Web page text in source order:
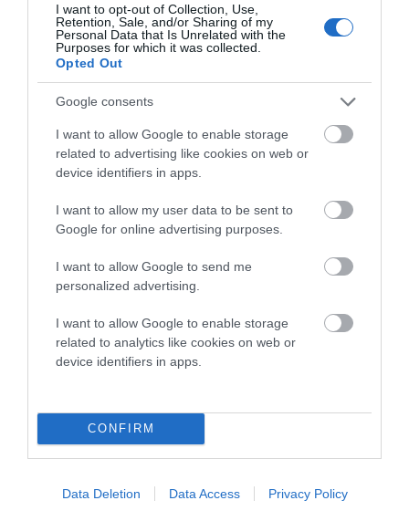
I want to opt-out of Collection, Use,
Retention, Sale, and/or Sharing of my
Personal Data that Is Unrelated with the
Purposes for which it was collected.
Opted Out
Google consents
I want to allow Google to enable storage
related to advertising like cookies on web or
device identifiers in apps.
I want to allow my user data to be sent to
Google for online advertising purposes.
I want to allow Google to send me
personalized advertising.
I want to allow Google to enable storage
related to analytics like cookies on web or
device identifiers in apps.
CONFIRM
Data Deletion Data Access Privacy Policy
Προτεινόμενα άρθρα
Φωτογραφίες-κειμήλια από καλοκαίρια στην Άνδρο –
ΟΡΜΟΣ ΚΟΡΘΙΟΥ: Όταν η φωτογραφία γίνεται μνήμη
Η Άνδρος συνεχίζει να μπαρκάρει…
ΠΡΟΣΟΧΗ: Πολύ υψηλός κίνδυνος πυρκαγιάς στις
ικανότητα στο επίκεντρο
Πρόσφατα Άρθρα